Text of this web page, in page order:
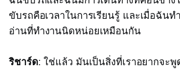
ขับรถคือเวลาในการเรียนรู้ และเมื่อฉัน
อ่านที่ทำงานนิดหน่อยเหมือนกัน
ริชาร์ด: ใช่แล้ว มันเป็นสิ่งที่เราอยากจะ